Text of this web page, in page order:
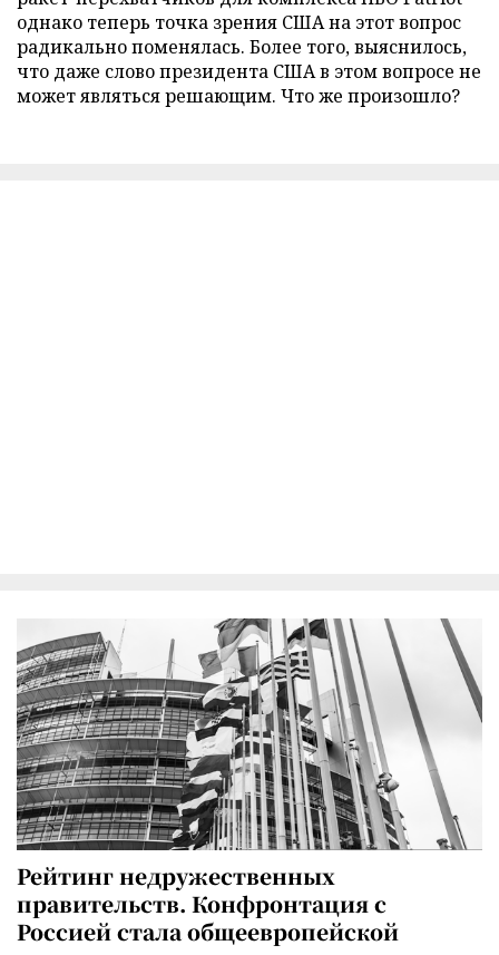
однако теперь точка зрения США на этот вопрос
радикально поменялась. Более того, выяснилось,
что даже слово президента США в этом вопросе не
может являться решающим. Что же произошло?
Рейтинг недружественных
правительств. Конфронтация с
Россией стала общеевропейской